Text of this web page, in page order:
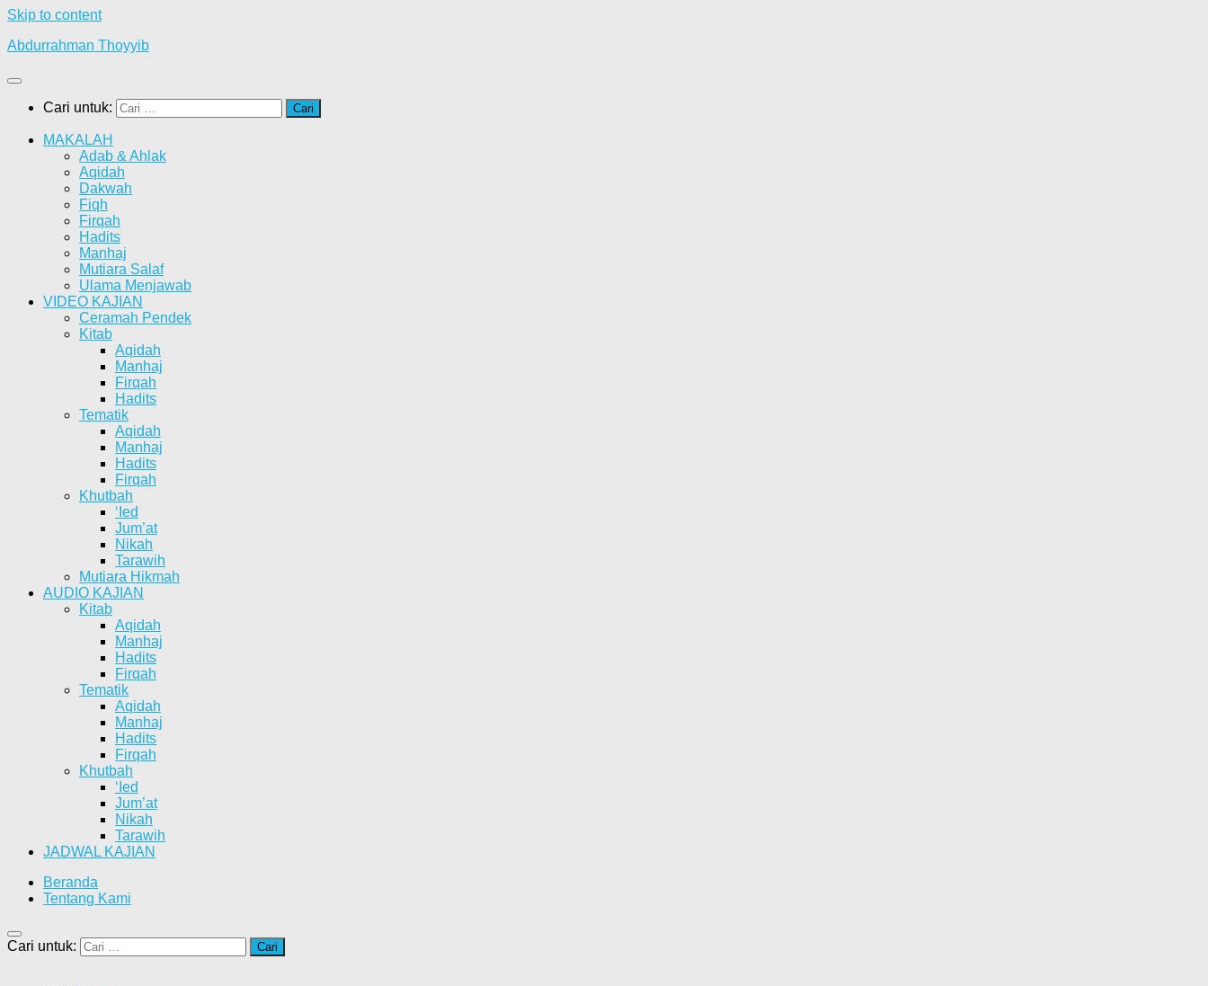
Skip to content
Abdurrahman Thoyyib
Cari untuk:
MAKALAH
Adab & Ahlak
Aqidah
Dakwah
Fiqh
Firqah
Hadits
Manhaj
Mutiara Salaf
Ulama Menjawab
VIDEO KAJIAN
Ceramah Pendek
Kitab
Aqidah
Manhaj
Firqah
Hadits
Tematik
Aqidah
Manhaj
Hadits
Firqah
Khutbah
‘Ied
Jum’at
Nikah
Tarawih
Mutiara Hikmah
AUDIO KAJIAN
Kitab
Aqidah
Manhaj
Hadits
Firqah
Tematik
Aqidah
Manhaj
Hadits
Firqah
Khutbah
‘Ied
Jum’at
Nikah
Tarawih
JADWAL KAJIAN
Beranda
Tentang Kami
Cari untuk: